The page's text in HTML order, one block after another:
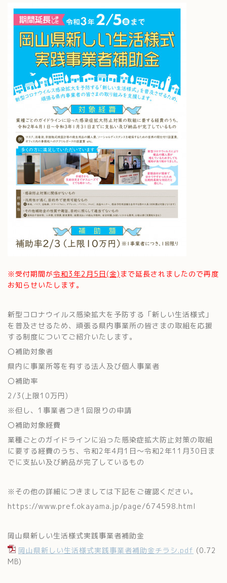
※受付期間が令和3年2月5日(金) まで延長されましたので再度
お知らせいたします。
新型コロナウイルス感染拡大を予防する「新しい生活様式」
を普及させるため、頑張る県内事業所の皆さまの取組を応援
する制度についてご紹介いたします。
〇補助対象者
県内に事業所等を有する法人及び個人事業者
〇補助率
2/3(上限10万円)
※但し、1事業者つき1回限りの申請
〇補助対象経費
業種ごとのガイドラインに沿った感染症拡大防止対策の取組
に要する経費のうち、令和2年4月1日～令和2年11月30日ま
でに支払い及び納品が完了しているもの
※その他の詳細につきましては下記をご確認ください。
https://www.pref.okayama.jp/page/674598.html
岡山県新しい生活様式実践事業者補助金
岡山県新しい生活様式実践事業者補助金チラシ.pdf (0.72
MB)